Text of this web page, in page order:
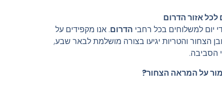
לכל אזור הדרום
יום למשלוחים בכל רחבי הדרום. אנו מקפידים על
הצחור והטריות יגיעו בצורה מושלמת לבאר שבע,
הסביבה.
על המראה הצחור?